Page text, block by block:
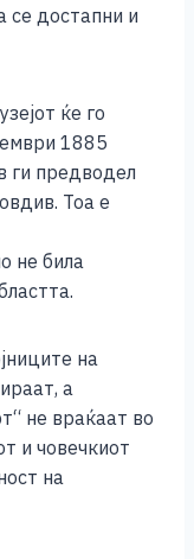
се достапни и
ќе го
1885
ги предводел
Тоа е
не била
на
а
не враќаат во
и човечкиот
на